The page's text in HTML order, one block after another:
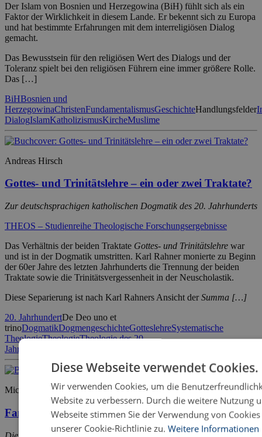
Der Islam von Bosnien und Herzegowina (BiH) fühlt sich als ein
Faktor der Wirklichkeit in diesem Lande. Er bekennt sich zu Europa
und hat bestimmte Erfahrungen mit dem interreligiösen Dialog
gemacht.
Das Bewusstsein für den religiösen Wert des Dialogs und der
Toleranz spielt bei den religiösen Führern eine immer größere Rolle.
Das […]
BiHBosnien und
HerzegowinaChristenFundamentalismusGeschichteHandlungsfelder
DialogIslamKatholizismusKircheMuslime
Andreas Hirsch
Gottes- und Trinitätslehre – ein oder zwei Traktate?
Zur deutschsprachigen katholischen Dogmatik des 20. Jahrhunderts
THEOS – Studienreihe Theologische Forschungsergebnisse
Das Verhältnis der beiden Traktate Gottes- und Trinitätslehre war
und ist in der Dogmatik umstritten. Karl Rahner monierte zu Beginn
der 60er Jahre des letzten Jahrhunderts die Trennung der beiden
Traktate sowie die Trinitätsvergessenheit in der Neuscholastik.
Diese Separierung ist nach Karl Rahners Ansicht derSumma […]
20. JahrhundertDe Deo uno et
trinoDogmatikDogmengeschichteGotteslehreSystematische
TheologieTheologieTheologie des 20.
Jahrhunderts
Michael Heut
Familienleitbilder
Diese Webseite verwendet Cookies.
Wir verwenden Cookies, um die
Website zu verbessern. Durch die weitere Nutzung
Webseite stimmen Sie der Verwendung von
unserer Cookie-Richtlinie zu. Weitere Informationen